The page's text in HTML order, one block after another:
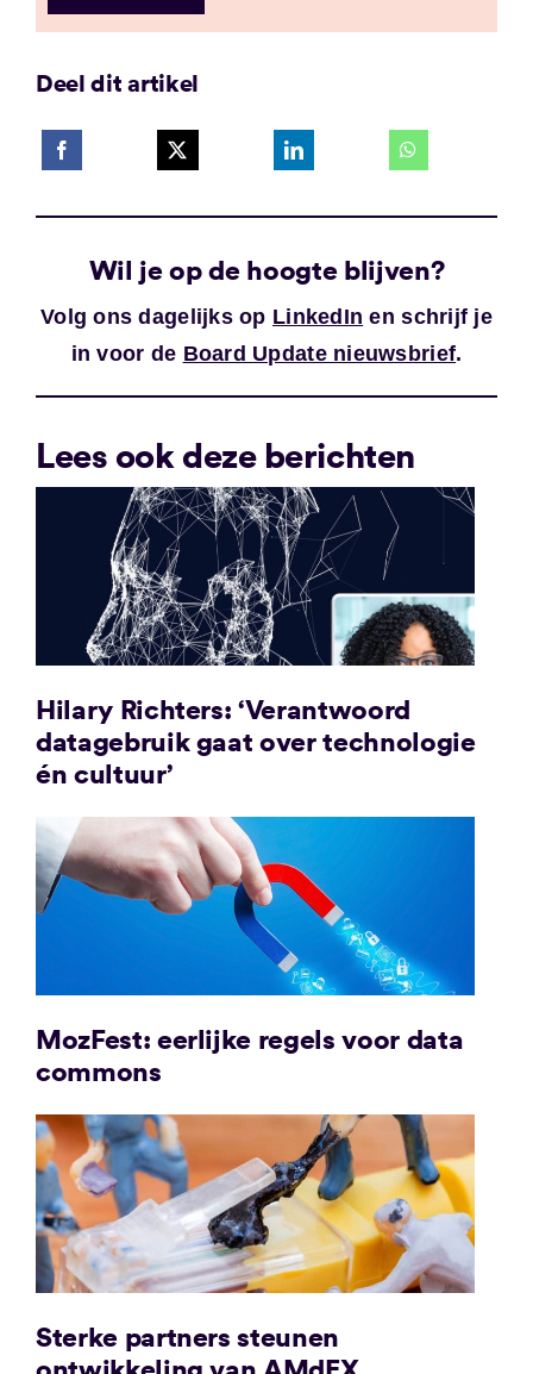
Deel dit artikel
Wil je op de hoogte blijven?
Volg ons dagelijks op LinkedIn en schrijf je
in voor de Board Update nieuwsbrief.
Lees ook deze berichten
Hilary Richters: ‘Verantwoord
datagebruik gaat over technologie
én cultuur’
MozFest: eerlijke regels voor data
commons
Sterke partners steunen